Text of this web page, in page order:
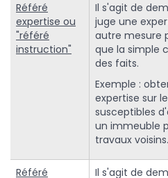
Référé
expertise ou
"référé
instruction"
Il s'agit de
juge une
autre mesure
que la simple
des faits.
Exemple :
expertise sur
susceptibles
un immeuble
travaux voisins.
Référé Il s'agit de